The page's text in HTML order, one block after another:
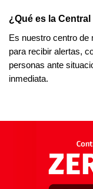
¿Qué es la
Es nuestro centro de
para recibir alertas,
personas ante
inmediata.